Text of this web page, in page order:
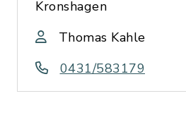
Kronshagen
Thomas Kahle
0431/583179